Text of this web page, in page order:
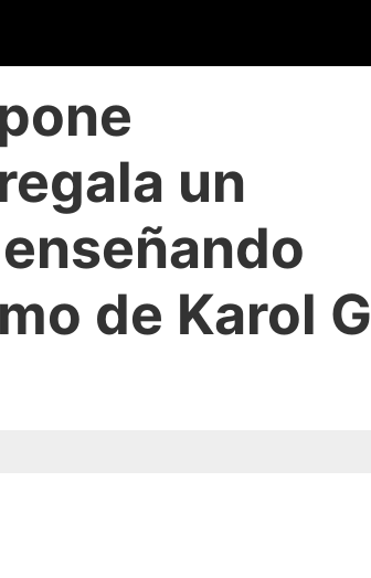
un
de Karol G